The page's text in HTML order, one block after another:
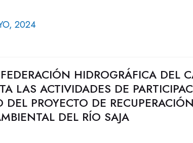
2024
HIDROGRÁFICA DEL
LAS ACTIVIDADES DE
DEL PROYECTO DE RECUPERACIÓN
DEL RÍO SAJA